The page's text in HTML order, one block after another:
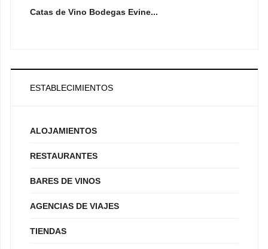
Catas de Vino Bodegas Evine...
ESTABLECIMIENTOS
ALOJAMIENTOS
RESTAURANTES
BARES DE VINOS
AGENCIAS DE VIAJES
TIENDAS